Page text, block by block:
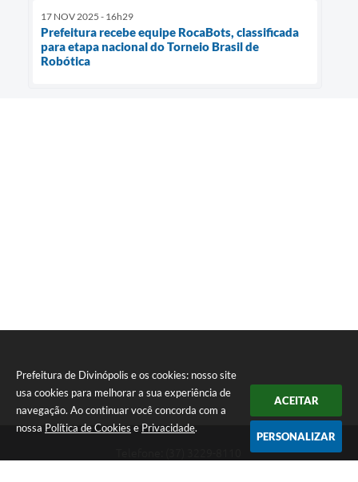
Prefeitura de Divinópolis e os cookies: nosso site
usa cookies para melhorar a sua experiência de
navegação. Ao continuar você concorda com a
nossa Política de Cookies e Privacidade.
ACEITAR
PERSONALIZAR
17 NOV 2025 - 16h29
Prefeitura recebe equipe RocaBots, classificada
para etapa nacional do Torneio Brasil de
Robótica